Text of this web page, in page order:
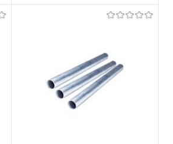
Купить в 1 клик
Сравнение
В избранное